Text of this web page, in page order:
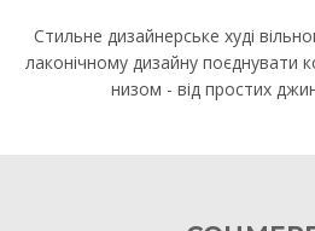
Стильне дизайнерське худі
лаконічному дизайну
низом - від простих